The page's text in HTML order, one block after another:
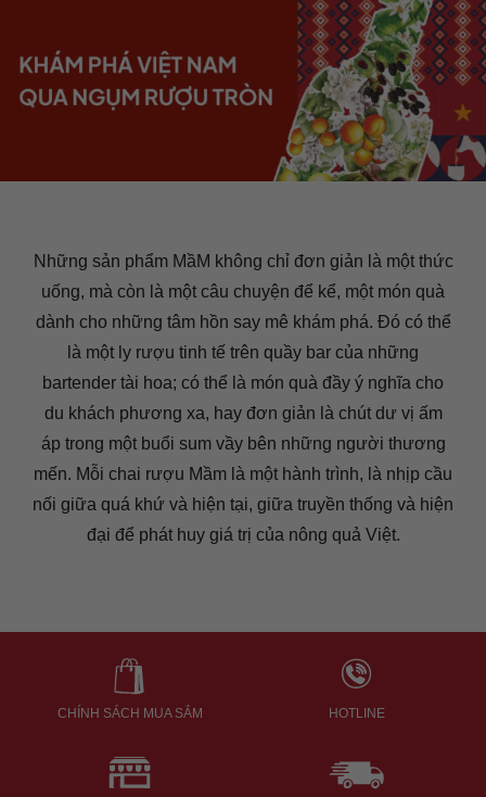
Những sản phẩm MầM không chỉ đơn giản là một thức
uống, mà còn là một câu chuyện để kể, một món quà
dành cho những tâm hồn say mê khám phá. Đó có thể
là một ly rượu tinh tế trên quầy bar của những
bartender tài hoa; có thể là món quà đầy ý nghĩa cho
du khách phương xa, hay đơn giản là chút dư vị ấm
áp trong một buổi sum vầy bên những người thương
mến. Mỗi chai rượu Mầm là một hành trình, là nhịp cầu
nối giữa quá khứ và hiện tại, giữa truyền thống và hiện
đại để phát huy giá trị của nông quả Việt.
CHÍNH SÁCH MUA SẮM HOTLINE